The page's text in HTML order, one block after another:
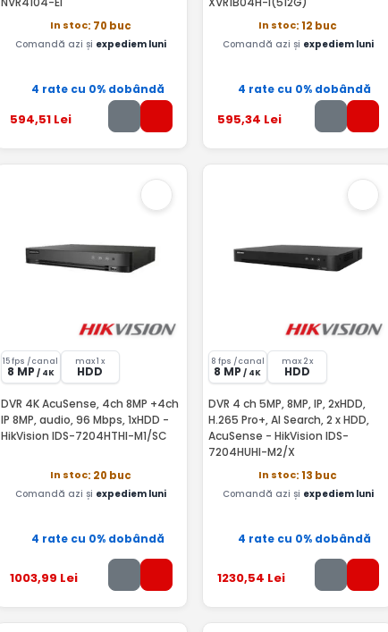
In stoc: 70 buc
Comandă azi și expediem luni
4 rate cu 0% dobândă
594,51 Lei
In stoc: 12 buc
Comandă azi și expediem luni
4 rate cu 0% dobândă
595,34 Lei
15 fps /canal
8 MP / 4K
max 1 x
HDD
DVR 4K AcuSense, 4ch 8MP +4ch
IP 8MP, audio, 96 Mbps, 1xHDD -
HikVision IDS-7204HTHI-M1/SC
In stoc: 20 buc
Comandă azi și expediem luni
4 rate cu 0% dobândă
1003,99 Lei
8 fps /canal
8 MP / 4K
max 2 x
HDD
DVR 4 ch 5MP, 8MP, IP, 2xHDD,
H.265 Pro+, AI Search, 2 x HDD,
AcuSense - HikVision IDS-
7204HUHI-M2/X
In stoc: 13 buc
Comandă azi și expediem luni
4 rate cu 0% dobândă
1230,54 Lei